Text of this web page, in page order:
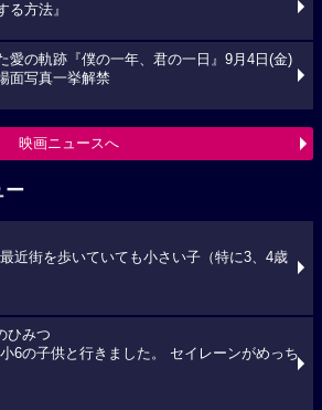
る方法』
愛の軌跡『僕の一年、君の一日』9月4日(金)
面写真一挙解禁
映画ニュースへ
ー
最近街を歩いていても小さい子（特に3、4歳
ひみつ
6の子供と行きました。 セイレーンがめっち